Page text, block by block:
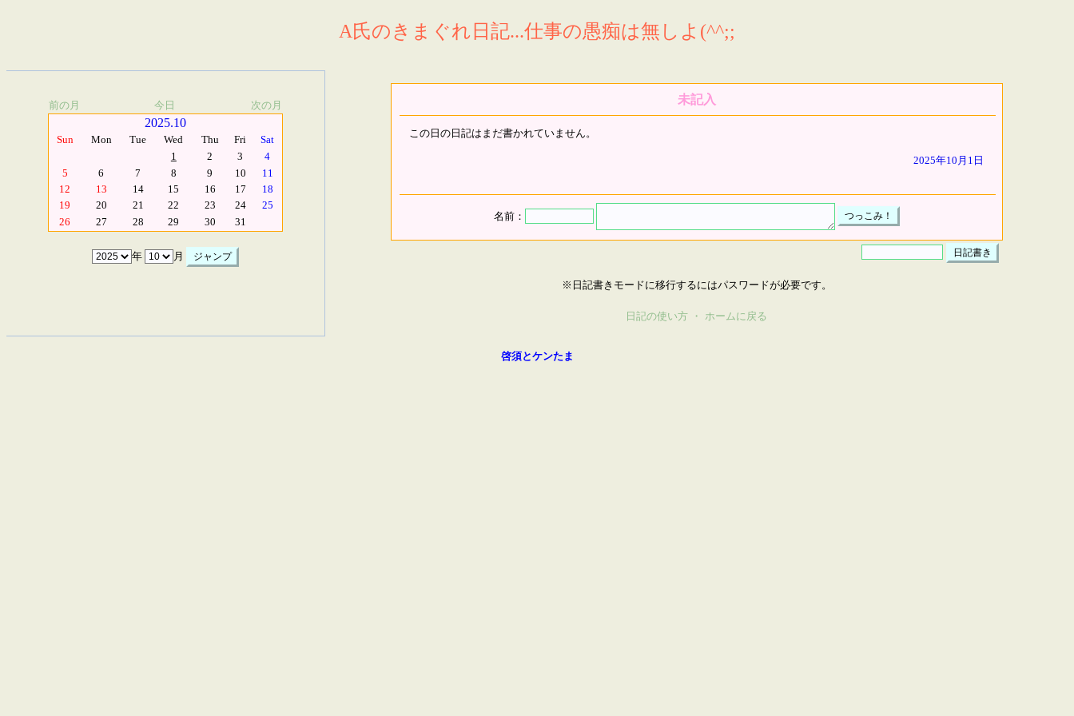
A氏のきまぐれ日記...仕事の愚痴は無しよ(^^;;
前の月 今日 次の月
2025.10
Sun Mon Tue Wed Thu Fri
Sat
1
2 3
4
5
6 7 8 9 10
11
12
13 14 15 16 17
18
19
20 21 22 23 24
25
26
27 28 29 30 31
年 月
未記入
この日の日記はまだ書かれていません。
2025年10月1日
名前：
※日記書きモードに移行するにはパスワードが必要です。
日記の使い方 ・ ホームに戻る
啓須とケンたま